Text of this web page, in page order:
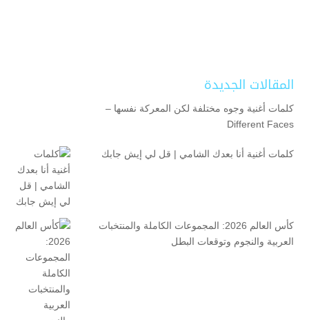
المقالات الجديدة
كلمات أغنية وجوه مختلفة لكن المعركة نفسها –
Different Faces
كلمات أغنية أنا بعدك الشامي | قل لي إيش جابك
كأس العالم 2026: المجموعات الكاملة والمنتخبات
العربية والنجوم وتوقعات البطل